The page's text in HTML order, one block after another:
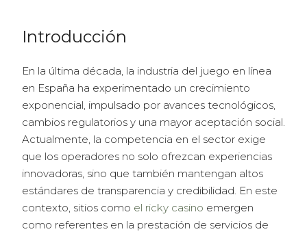
Introducción
En la última década, la industria del juego en línea
en España ha experimentado un crecimiento
exponencial, impulsado por avances tecnológicos,
cambios regulatorios y una mayor aceptación social.
Actualmente, la competencia en el sector exige
que los operadores no solo ofrezcan experiencias
innovadoras, sino que también mantengan altos
estándares de transparencia y credibilidad. En este
contexto, sitios como el ricky casino emergen
como referentes en la prestación de servicios de